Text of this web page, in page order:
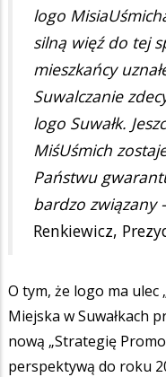
logo
silną więź do tej
mieszkańcy
Suwalczanie
logo Suwałk.
MiśUśmich
Państwu
bardzo związany
Renkiewicz,
O tym, że logo ma ulec
Miejska w Suwałkach
nową „Strategię
perspektywą do roku